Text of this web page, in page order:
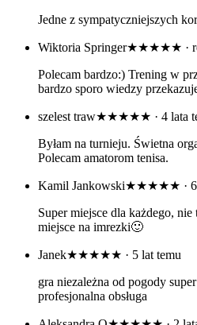
Jedne z sympatyczniejszych
Wiktoria Springer★★★★★ ·
Polecam bardzo:) Trening w
bardzo sporo wiedzy
szelest traw★★★★★ · 4 lata
Byłam na turnieju. Świetna
Polecam amatorom tenisa.
Kamil Jankowski★★★★★ ·
Super miejsce dla każdego,
miejsce na imrezki🙂
Janek★★★★★ · 5 lat temu
gra niezależna od pogody
profesjonalna obsługa